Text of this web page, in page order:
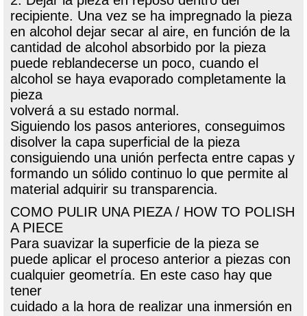
recipiente. Una vez se ha impregnado la pieza
en alcohol dejar secar al aire, en función de la
cantidad de alcohol absorbido por la pieza
puede reblandecerse un poco, cuando el
alcohol se haya evaporado completamente la
pieza
volverá a su estado normal.
Siguiendo los pasos anteriores, conseguimos
disolver la capa superficial de la pieza
consiguiendo una unión perfecta entre capas y
formando un sólido continuo lo que permite al
material adquirir su transparencia.
COMO PULIR UNA PIEZA / HOW TO POLISH
A PIECE
Para suavizar la superficie de la pieza se
puede aplicar el proceso anterior a piezas con
cualquier geometría. En este caso hay que
tener
cuidado a la hora de realizar una inmersión en